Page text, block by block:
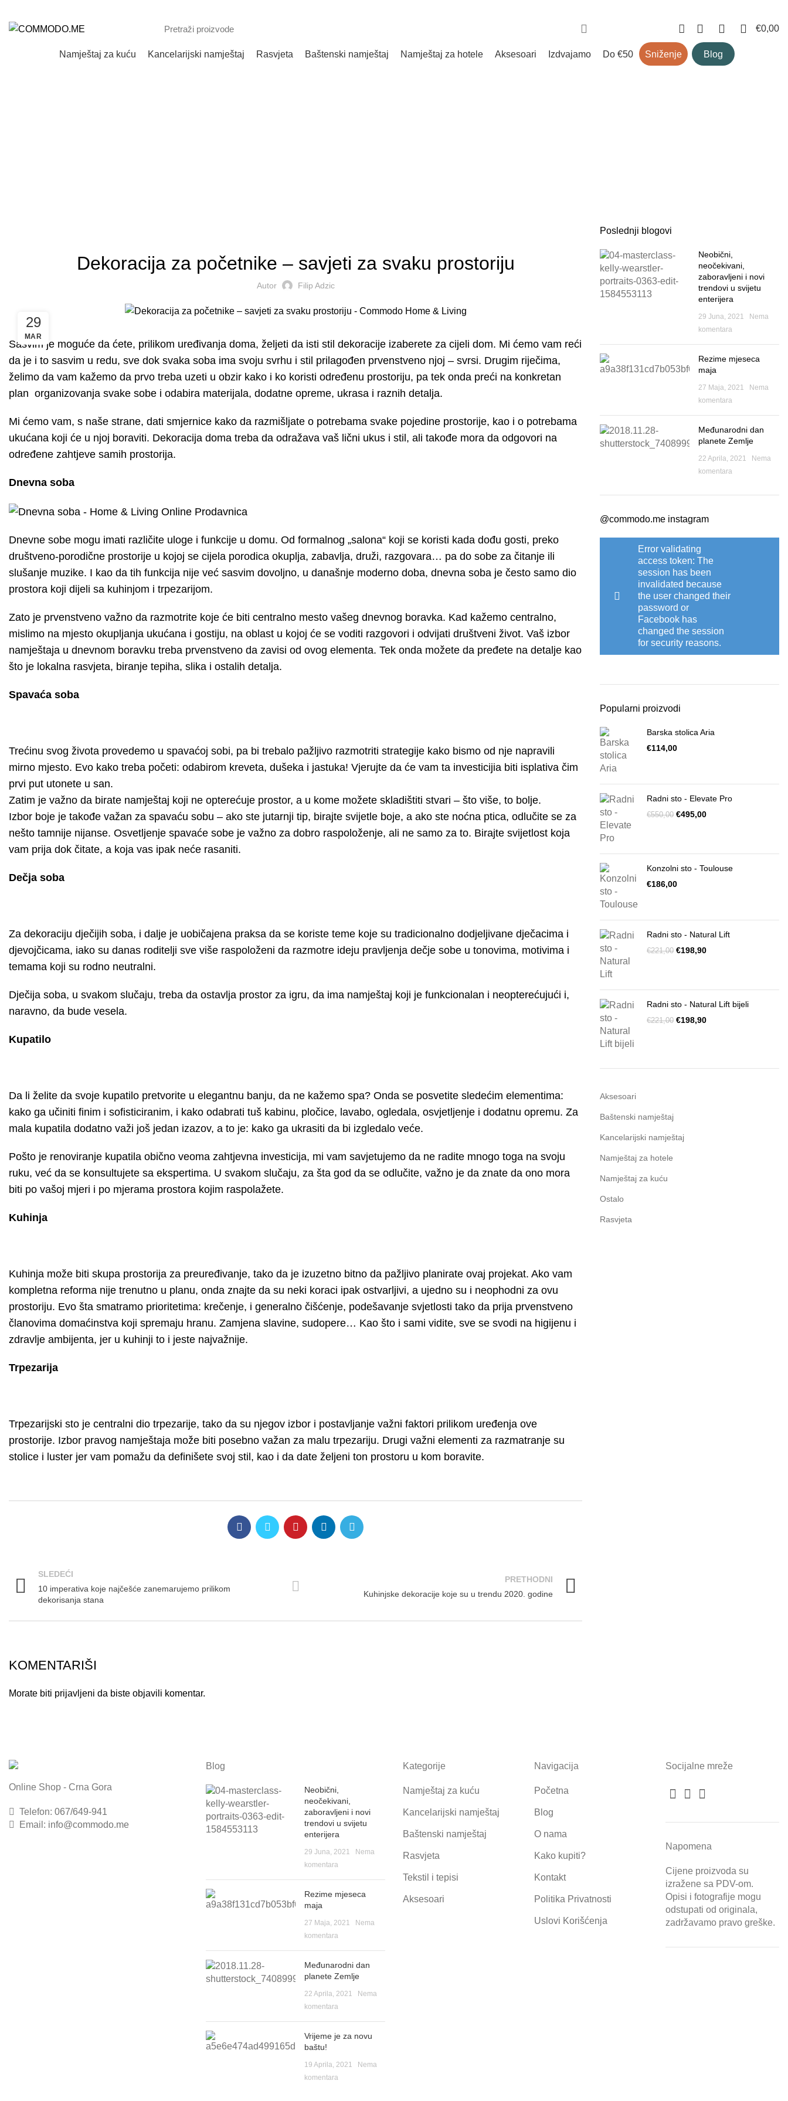
€0,00
namještaj za kuću kancelarijski namještaj rasvjeta baštenski namještaj namještaj za hotele aksesoari izdvajamo do €50 sniženje blog
Dekoracija za početnike – savjeti za svaku prostoriju
Autor Filip Adzic
29
MAR
Sasvim je moguće da ćete, prilikom uređivanja doma, željeti da isti stil dekoracije izaberete za cijeli dom. Mi ćemo vam reći
da je i to sasvim u redu, sve dok svaka soba ima svoju svrhu i stil prilagođen prvenstveno njoj – svrsi. Drugim riječima,
želimo da vam kažemo da prvo treba uzeti u obzir kako i ko koristi određenu prostoriju, pa tek onda preći na konkretan
plan organizovanja svake sobe i odabira materijala, dodatne opreme, ukrasa i raznih detalja.
Mi ćemo vam, s naše strane, dati smjernice kako da razmišljate o potrebama svake pojedine prostorije, kao i o potrebama
ukućana koji će u njoj boraviti. Dekoracija doma treba da odražava vaš lični ukus i stil, ali takođe mora da odgovori na
određene zahtjeve samih prostorija.
Dnevna soba
Dnevne sobe mogu imati različite uloge i funkcije u domu. Od formalnog „salona“ koji se koristi kada dođu gosti, preko
društveno-porodične prostorije u kojoj se cijela porodica okuplja, zabavlja, druži, razgovara… pa do sobe za čitanje ili
slušanje muzike. I kao da tih funkcija nije već sasvim dovoljno, u današnje moderno doba, dnevna soba je često samo dio
prostora koji dijeli sa kuhinjom i trpezarijom.
Zato je prvenstveno važno da razmotrite koje će biti centralno mesto vašeg dnevnog boravka. Kad kažemo centralno,
mislimo na mjesto okupljanja ukućana i gostiju, na oblast u kojoj će se voditi razgovori i odvijati društveni život. Vaš izbor
namještaja u dnevnom boravku treba prvenstveno da zavisi od ovog elementa. Tek onda možete da pređete na detalje kao
što je lokalna rasvjeta, biranje tepiha, slika i ostalih detalja.
Spavaća soba
Trećinu svog života provedemo u spavaćoj sobi, pa bi trebalo pažljivo razmotriti strategije kako bismo od nje napravili
mirno mjesto. Evo kako treba početi: odabirom kreveta, dušeka i jastuka! Vjerujte da će vam ta investicijia biti isplativa čim
prvi put utonete u san.
Zatim je važno da birate namještaj koji ne opterećuje prostor, a u kome možete skladištiti stvari – što više, to bolje.
Izbor boje je takođe važan za spavaću sobu – ako ste jutarnji tip, birajte svijetle boje, a ako ste noćna ptica, odlučite se za
nešto tamnije nijanse. Osvetljenje spavaće sobe je važno za dobro raspoloženje, ali ne samo za to. Birajte svijetlost koja
vam prija dok čitate, a koja vas ipak neće rasaniti.
Dečja soba
Za dekoraciju dječijih soba, i dalje je uobičajena praksa da se koriste teme koje su tradicionalno dodjeljivane dječacima i
djevojčicama, iako su danas roditelji sve više raspoloženi da razmotre ideju pravljenja dečje sobe u tonovima, motivima i
temama koji su rodno neutralni.
Dječija soba, u svakom slučaju, treba da ostavlja prostor za igru, da ima namještaj koji je funkcionalan i neopterećujući i,
naravno, da bude vesela.
Kupatilo
Da li želite da svoje kupatilo pretvorite u elegantnu banju, da ne kažemo spa? Onda se posvetite sledećim elementima:
kako ga učiniti finim i sofisticiranim, i kako odabrati tuš kabinu, pločice, lavabo, ogledala, osvjetljenje i dodatnu opremu. Za
mala kupatila dodatno važi još jedan izazov, a to je: kako ga ukrasiti da bi izgledalo veće.
Pošto je renoviranje kupatila obično veoma zahtjevna investicija, mi vam savjetujemo da ne radite mnogo toga na svoju
ruku, već da se konsultujete sa ekspertima. U svakom slučaju, za šta god da se odlučite, važno je da znate da ono mora
biti po vašoj mjeri i po mjerama prostora kojim raspolažete.
Kuhinja
Kuhinja može biti skupa prostorija za preuređivanje, tako da je izuzetno bitno da pažljivo planirate ovaj projekat. Ako vam
kompletna reforma nije trenutno u planu, onda znajte da su neki koraci ipak ostvarljivi, a ujedno su i neophodni za ovu
prostoriju. Evo šta smatramo prioritetima: krečenje, i generalno čišćenje, podešavanje svjetlosti tako da prija prvenstveno
članovima domaćinstva koji spremaju hranu. Zamjena slavine, sudopere… Kao što i sami vidite, sve se svodi na higijenu i
zdravlje ambijenta, jer u kuhinji to i jeste najvažnije.
Trpezarija
Trpezarijski sto je centralni dio trpezarije, tako da su njegov izbor i postavljanje važni faktori prilikom uređenja ove
prostorije. Izbor pravog namještaja može biti posebno važan za malu trpezariju. Drugi važni elementi za razmatranje su
stolice i luster jer vam pomažu da definišete svoj stil, kao i da date željeni ton prostoru u kom boravite.
SLEDEĆI
10 imperativa koje najčešće zanemarujemo prilikom
dekorisanja stana
PRETHODNI
Kuhinjske dekoracije koje su u trendu 2020. godine
KOMENTARIŠI
Morate biti prijavljeni da biste objavili komentar.
Poslednji blogovi
Neobični,
neočekivani,
zaboravljeni i novi
trendovi u svijetu
enterijera
29 Juna, 2021
Nema
komentara
Rezime mjeseca
maja
27 Maja, 2021
Nema
komentara
Međunarodni dan
planete Zemlje
22 Aprila, 2021
Nema
komentara
@commodo.me instagram
Error validating
access token: The
session has been
invalidated because
the user changed their
password or
Facebook has
changed the session
for security reasons.
Popularni proizvodi
Barska stolica Aria
€
Radni sto - Elevate Pro
€550,00 €495,00
Konzolni sto - Toulouse
€
Radni sto - Natural Lift
€221,00 €198,90
Radni sto - Natural Lift bijeli
€221,00 €198,90
Aksesoari
Baštenski namještaj
Kancelarijski namještaj
Namještaj za hotele
Namještaj za kuću
Ostalo
Rasvjeta
Online Shop - Crna Gora
Telefon: 067/649-941
Email: info@commodo.me
Blog
Neobični,
neočekivani,
zaboravljeni i novi
trendovi u svijetu
enterijera
29 Juna, 2021
Nema
komentara
Rezime mjeseca
maja
27 Maja, 2021
Nema
komentara
Međunarodni dan
planete Zemlje
22 Aprila, 2021
Nema
komentara
Vrijeme je za novu
baštu!
19 Aprila, 2021
Nema
komentara
Kategorije
Namještaj za kuću
Kancelarijski namještaj
Baštenski namještaj
Rasvjeta
Tekstil i tepisi
Aksesoari
Navigacija
Početna
Blog
O nama
Kako kupiti?
Kontakt
Politika Privatnosti
Uslovi Korišćenja
Socijalne mreže
Napomena
Cijene proizvoda su
izražene sa PDV-om.
Opisi i fotografije mogu
odstupati od originala,
zadržavamo pravo greške.